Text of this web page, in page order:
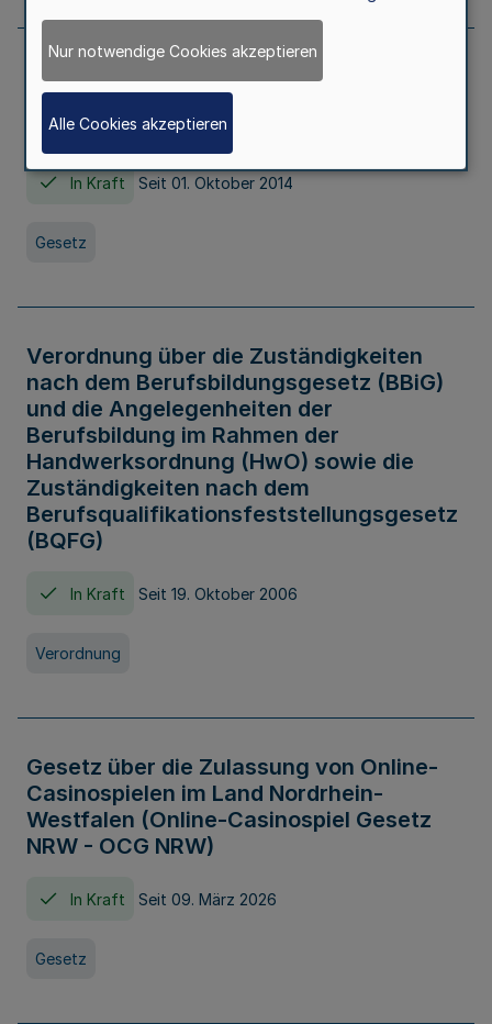
Gesetz über die Hochschulen des Landes
Nordrhein-Westfalen (Hochschulgesetz -
HG)
In Kraft Seit 01. Oktober 2014
Gesetz
Verordnung über die Zuständigkeiten
nach dem Berufsbildungsgesetz (BBiG)
und die Angelegenheiten der
Berufsbildung im Rahmen der
Handwerksordnung (HwO) sowie die
Zuständigkeiten nach dem
Berufsqualifikationsfeststellungsgesetz
(BQFG)
In Kraft Seit 19. Oktober 2006
Verordnung
Gesetz über die Zulassung von Online-
Casinospielen im Land Nordrhein-
Westfalen (Online-Casinospiel Gesetz
NRW - OCG NRW)
In Kraft Seit 09. März 2026
Gesetz
Nur notwendige Cookies akzeptieren
Alle Cookies akzeptieren